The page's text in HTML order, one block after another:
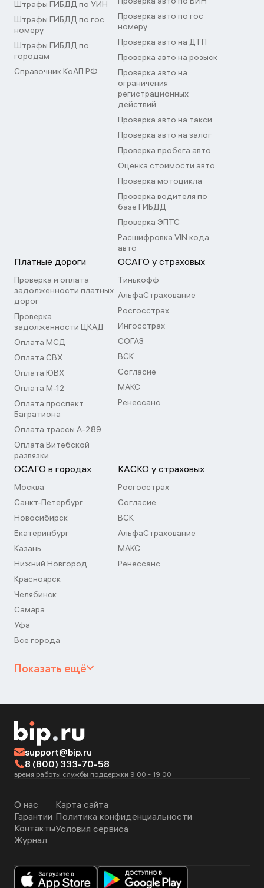
Штрафы ГИБДД по УИН
Штрафы ГИБДД по гос
номеру
Штрафы ГИБДД по
городам
Справочник КоАП РФ
Проверка авто по гос
номеру
Проверка авто на ДТП
Проверка авто на розыск
Проверка авто на
ограничения
регистрационных
действий
Проверка авто на такси
Проверка авто на залог
Проверка пробега авто
Оценка стоимости авто
Проверка мотоцикла
Проверка водителя по
базе ГИБДД
Проверка ЭПТС
Расшифровка VIN кода
авто
Платные дороги
Проверка и оплата
задолженности платных
дорог
Проверка
задолженности ЦКАД
Оплата МСД
Оплата СВХ
Оплата ЮВХ
Оплата М-12
Оплата проспект
Багратиона
Оплата трассы А-289
Оплата Витебской
развязки
ОСАГО у страховых
Тинькофф
АльфаСтрахование
Росгосстрах
Ингосстрах
СОГАЗ
ВСК
Согласие
МАКС
Ренессанс
ОСАГО в городах
Москва
Санкт-Петербург
Новосибирск
Екатеринбург
Казань
Нижний Новгород
Красноярск
Челябинск
Самара
Уфа
Все города
КАСКО у страховых
Росгосстрах
Согласие
ВСК
АльфаСтрахование
МАКС
Ренессанс
Показать ещё
support@bip.ru
8 (800) 333-70-58
время работы службы поддержки 9:00 - 19:00
О нас
Гарантии
Контакты
Журнал
Карта сайта
Политика конфиденциальности
Условия сервиса